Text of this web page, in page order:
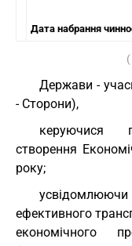
Дата набрання
(
Держави -
- Сторони),
керуючися
створення
року;
ефективного
економічного